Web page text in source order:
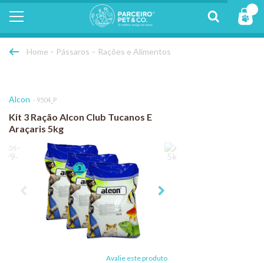
Pássaros Rações e Alimentos
Avalie este produto
Alcon 9504_P
Kit 3 Ração Alcon Club Tucanos E
Araçaris 5kg